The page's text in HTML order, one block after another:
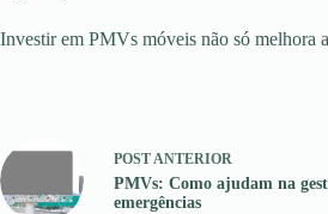
Investir em PMVs móveis não só melhora
POSTANTERIOR
PMVs: Como ajudam na
emergências